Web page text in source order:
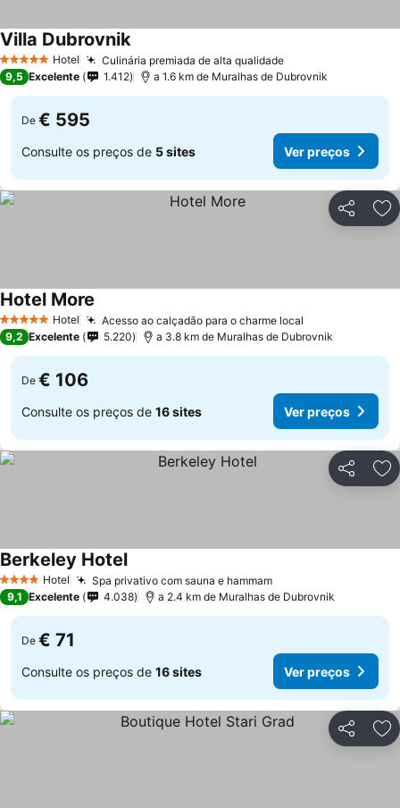
5 Estrelas Hotel Culinária premiada de alta qualidade
Villa Dubrovnik
9,5 Excelente 1.412 a 1.6 km de Muralhas de Dubrovnik
De € 595
Consulte os preços de 5 sites Ver preços
Partilhar
5 Estrelas Hotel Acesso ao calçadão para o charme local
Hotel More
9,2 Excelente 5.220 a 3.8 km de Muralhas de Dubrovnik
De € 106
Consulte os preços de 16 sites Ver preços
Partilhar
4 EstrelasHotel Spa privativo com sauna e hammam
Berkeley Hotel
9,1 Excelente 4.038 a 2.4 km de Muralhas de Dubrovnik
De € 71
Consulte os preços de 16 sites Ver preços
Partilhar